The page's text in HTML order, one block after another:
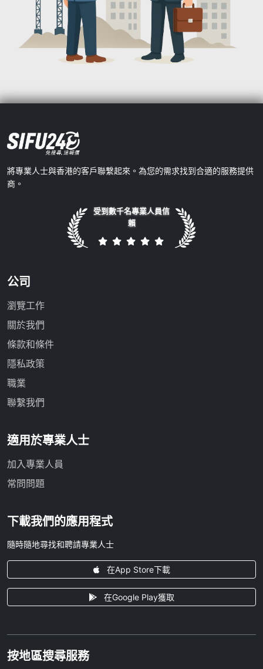
將專業人士與香港的客戶聯繫起來。為您的需求找到合適的服務提供
商。
受到數千名專業人員信
賴
公司
瀏覽工作
關於我們
條款和條件
隱私政策
職業
聯繫我們
適用於專業人士
加入專業人員
常問問題
下載我們的應用程式
隨時隨地尋找和聘請專業人士
在App Store下載
在Google Play獲取
按地區搜尋服務